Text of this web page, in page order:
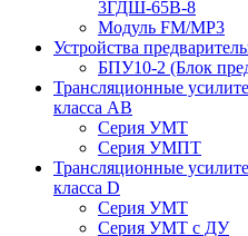
3ГДШ-65В-8
Модуль FM/MP3
Устройства
БПУ10-2 (Блок
Трансляционные
класса АВ
Серия УМТ
Серия УМПТ
Трансляционные
класса D
Серия УМТ
Серия УМТ с ДУ